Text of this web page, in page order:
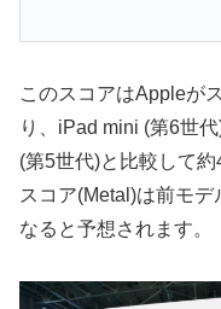
このスコアはAppleが
り、iPad mini (第6世
(第5世代)と比較して
スコア(Metal)は前モ
なると予想されます。